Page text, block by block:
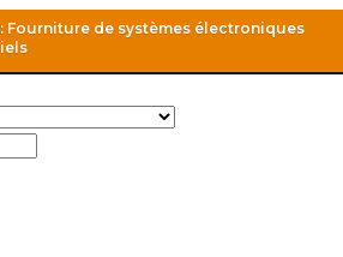
Fourniture de systèmes électroniques